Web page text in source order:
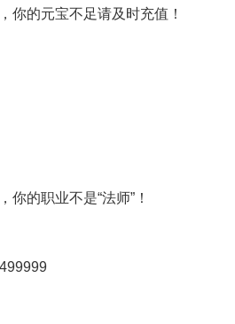
你的元宝不足请及时充值！
你的职业不是“法师”！